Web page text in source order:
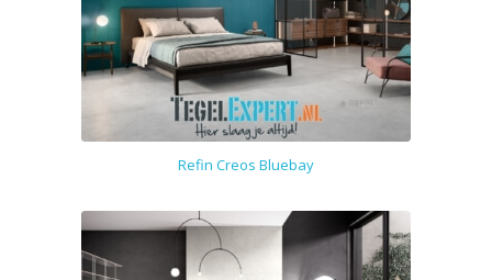
Refin Creos Bluebay